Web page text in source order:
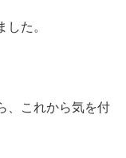
た。
、これから気を付